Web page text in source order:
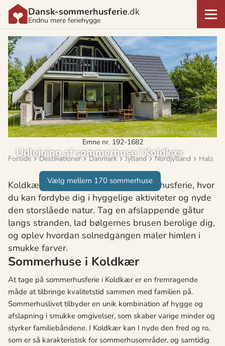
Dansk-sommerhusferie.dk
Endnu mere feriehygge
Emne nr. 192-1682
Udlejning af sommerhuse i Koldkær
Vælg mellem 170 sommerhuse
Forside Destinationer Danmark Jylland Nordjylland Hals
Koldkær byder på en idyllisk sommerhusferie, hvor
du kan fordybe dig i hyggelige aktiviteter og nyde
den storslåede natur. Tag en afslappende gåtur
langs stranden, lad bølgernes brusen berolige dig,
og oplev hvordan solnedgangen maler himlen i
smukke farver.
Sommerhuse i Koldkær
At tage på sommerhusferie i Koldkær er en fremragende
måde at tilbringe kvalitetstid sammen med familien på.
Sommerhuslivet tilbyder en unik kombination af hygge og
afslapning i smukke omgivelser, som skaber varige minder og
styrker familiebåndene. I Koldkær kan I nyde den fred og ro,
som er så karakteristisk for sommerhusområder, og samtidig